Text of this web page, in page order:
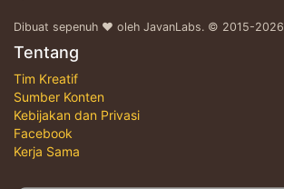
Dibuat sepenuh ♥ oleh JavanLabs. © 2015-2026
Tentang
Tim Kreatif
Sumber Konten
Kebijakan dan Privasi
Facebook
Kerja Sama